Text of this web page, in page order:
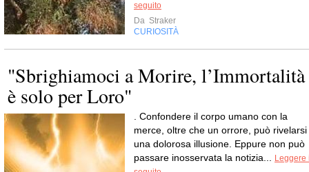
seguito
Da Straker
CURIOSITÀ
"Sbrighiamoci a Morire, l’Immortalità
è solo per Loro"
. Confondere il corpo umano con la
merce, oltre che un orrore, può rivelarsi
una dolorosa illusione. Eppure non può
passare inosservata la notizia...
Leggere